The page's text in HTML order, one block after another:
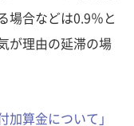
場合などは0.9％と
が理由の延滞の場
加算金について」